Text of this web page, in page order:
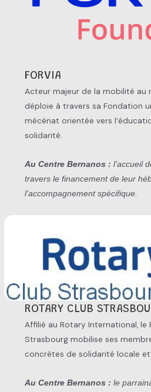
FORVIA
Acteur majeur de la mobilité au
déploie à travers sa Fondation
mécénat orientée vers
solidarité.
Au Centre Bernanos : l’accueil
travers le financement de leur
l’accompagnement spécifique.
ROTARY CLUB
Affilié au Rotary International, le
Strasbourg mobilise ses
concrètes de solidarité locale
Au Centre Bernanos : le